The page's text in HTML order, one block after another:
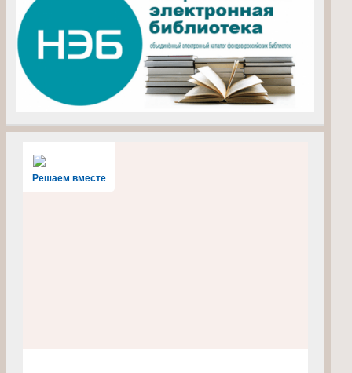
Решаем вместе